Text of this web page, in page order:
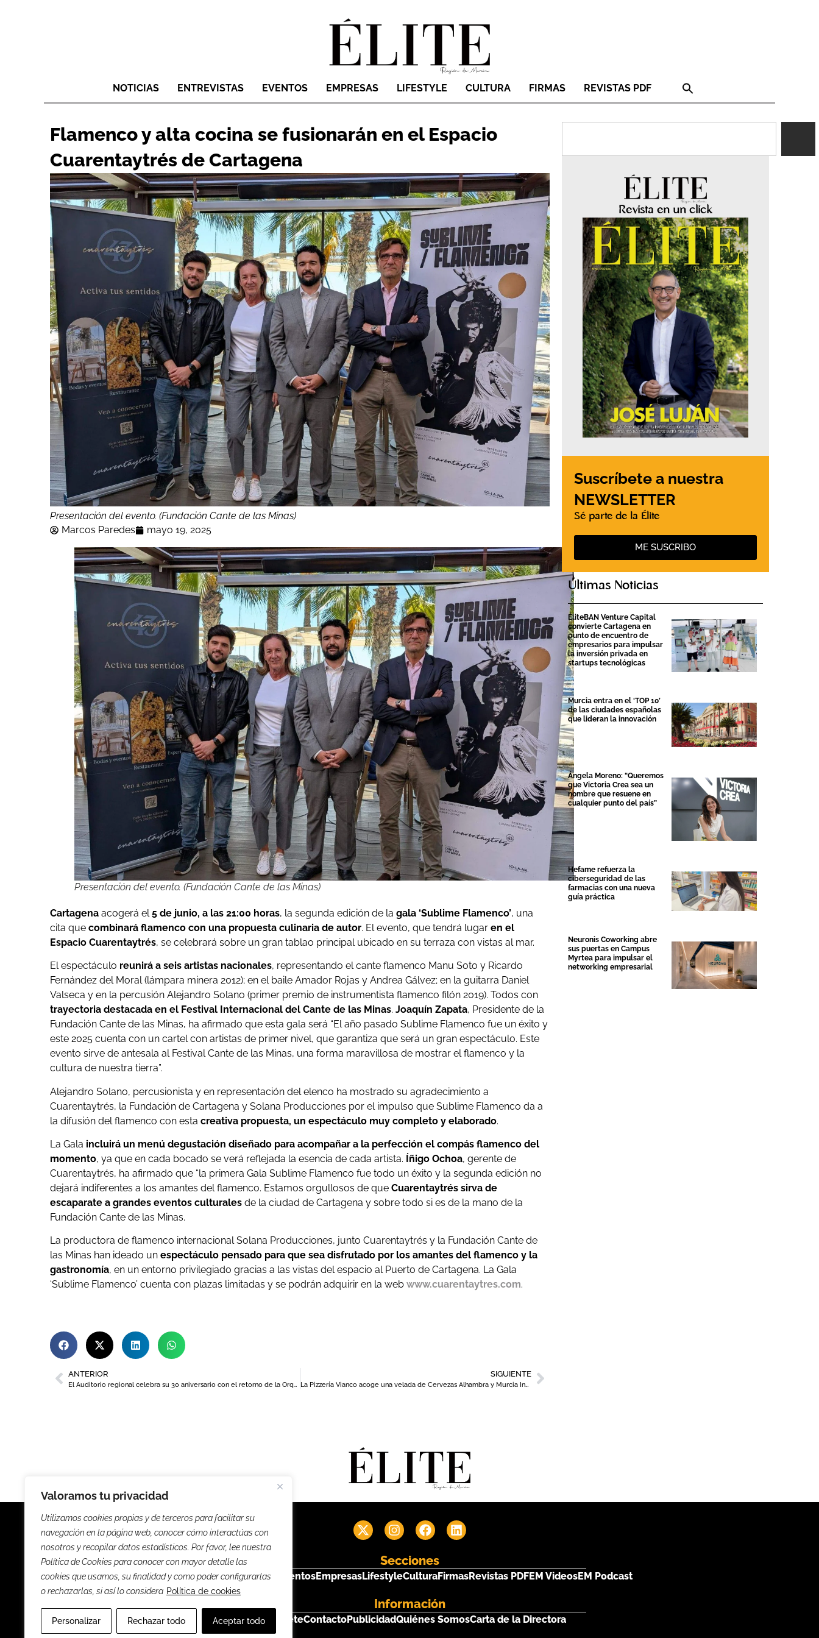
Valoramos tu privacidad
Utilizamos cookies propias y de terceros para facilitar su
navegación en la página web, conocer cómo interactúas con
nosotros y recopilar datos estadísticos. Por favor, lee nuestra
Política de Cookies para conocer con mayor detalle las
cookies que usamos, su finalidad y como poder configurarlas
o rechazarlas, si así lo considera Política de cookies
Personalizar Rechazar todo Aceptar todo
NOTICIAS ENTREVISTAS EVENTOS EMPRESAS LIFESTYLE CULTURA FIRMAS REVISTAS PDF
Flamenco y alta cocina se fusionarán en el Espacio
Cuarentaytrés de Cartagena
Presentación del evento. (Fundación Cante de las Minas)
Marcos Paredes
mayo 19, 2025
Presentación del evento. (Fundación Cante de las Minas)
Cartagena acogerá el 5 de junio, a las 21:00 horas, la segunda edición de la gala ‘Sublime Flamenco’, una
cita que combinará flamenco con una propuesta culinaria de autor. El evento, que tendrá lugar en el
Espacio Cuarentaytrés, se celebrará sobre un gran tablao principal ubicado en su terraza con vistas al mar.
El espectáculo reunirá a seis artistas nacionales, representando el cante flamenco Manu Soto y Ricardo
Fernández del Moral (lámpara minera 2012); en el baile Amador Rojas y Andrea Gálvez; en la guitarra Daniel
Valseca y en la percusión Alejandro Solano (primer premio de instrumentista flamenco filón 2019). Todos con
trayectoria destacada en el Festival Internacional del Cante de las Minas. Joaquín Zapata, Presidente de la
Fundación Cante de las Minas, ha afirmado que esta gala será “El año pasado Sublime Flamenco fue un éxito y
este 2025 cuenta con un cartel con artistas de primer nivel, que garantiza que será un gran espectáculo. Este
evento sirve de antesala al Festival Cante de las Minas, una forma maravillosa de mostrar el flamenco y la
cultura de nuestra tierra”.
Alejandro Solano, percusionista y en representación del elenco ha mostrado su agradecimiento a
Cuarentaytrés, la Fundación de Cartagena y Solana Producciones por el impulso que Sublime Flamenco da a
la difusión del flamenco con esta creativa propuesta, un espectáculo muy completo y elaborado.
La Gala incluirá un menú degustación diseñado para acompañar a la perfección el compás flamenco del
momento, ya que en cada bocado se verá reflejada la esencia de cada artista. Íñigo Ochoa, gerente de
Cuarentaytrés, ha afirmado que “la primera Gala Sublime Flamenco fue todo un éxito y la segunda edición no
dejará indiferentes a los amantes del flamenco. Estamos orgullosos de que Cuarentaytrés sirva de
escaparate a grandes eventos culturales de la ciudad de Cartagena y sobre todo si es de la mano de la
Fundación Cante de las Minas.
La productora de flamenco internacional Solana Producciones, junto Cuarentaytrés y la Fundación Cante de
las Minas han ideado un espectáculo pensado para que sea disfrutado por los amantes del flamenco y la
gastronomía, en un entorno privilegiado gracias a las vistas del espacio al Puerto de Cartagena. La Gala
‘Sublime Flamenco’ cuenta con plazas limitadas y se podrán adquirir en la web www.cuarentaytres.com.
ANTERIOR
El Auditorio regional celebra su 30 aniversario con el retorno de la Orquesta Nacional de España
SIGUIENTE
La Pizzería Vianco acoge una velada de Cervezas Alhambra y Murcia Inspira
Revista en un click
Suscríbete a nuestra
NEWSLETTER
Sé parte de la Élite
ME SUSCRIBO
Últimas Noticias
ÉliteBAN Venture Capital
convierte Cartagena en
punto de encuentro de
empresarios para impulsar
la inversión privada en
startups tecnológicas
Murcia entra en el ‘TOP 10’
de las ciudades españolas
que lideran la innovación
Ángela Moreno: “Queremos
que Victoria Crea sea un
nombre que resuene en
cualquier punto del país”
Hefame refuerza la
ciberseguridad de las
farmacias con una nueva
guía práctica
Neuronis Coworking abre
sus puertas en Campus
Myrtea para impulsar el
networking empresarial
Secciones
NoticiasEntrevistas EventosEmpresasLifestyleCulturaFirmasRevistas PDFEM VideosEM Podcast
Información
SuscríbeteContactoPublicidadQuiénes SomosCarta de la Directora